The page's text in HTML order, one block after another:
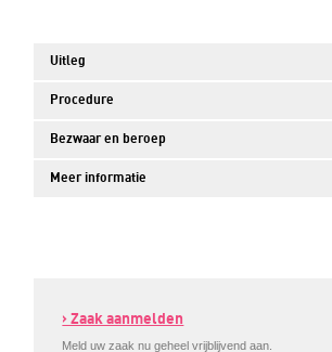
Uitleg
Procedure
Bezwaar en beroep
Meer informatie
› Zaak aanmelden
Meld uw zaak nu geheel vrijblijvend aan.